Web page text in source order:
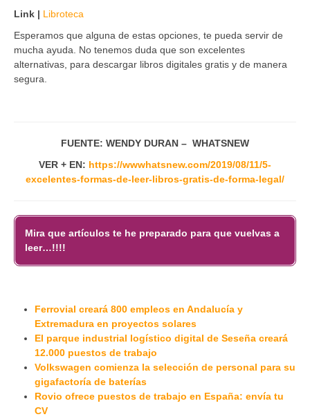
Link | Libroteca
Esperamos que alguna de estas opciones, te pueda servir de
mucha ayuda. No tenemos duda que son excelentes
alternativas, para descargar libros digitales gratis y de manera
segura.
FUENTE: WENDY DURAN – WHATSNEW
VER + EN: https://wwwhatsnew.com/2019/08/11/5-
excelentes-formas-de-leer-libros-gratis-de-forma-legal/
Mira que artículos te he preparado para que vuelvas a
leer…!!!!
Ferrovial creará 800 empleos en Andalucía y
Extremadura en proyectos solares
El parque industrial logístico digital de Seseña creará
12.000 puestos de trabajo
Volkswagen comienza la selección de personal para su
gigafactoría de baterías
Rovio ofrece puestos de trabajo en España: envía tu
CV